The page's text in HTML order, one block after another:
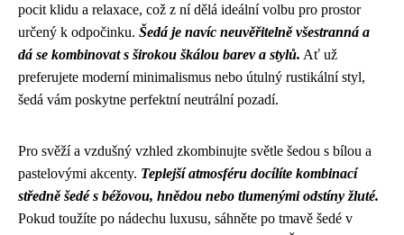
pocit klidu a relaxace, což z ní dělá ideální volbu pro prostor
určený k odpočinku. Šedá je navíc neuvěřitelně všestranná a
dá se kombinovat s širokou škálou barev a stylů. Ať už
preferujete moderní minimalismus nebo útulný rustikální styl,
šedá vám poskytne perfektní neutrální pozadí.
Pro svěží a vzdušný vzhled zkombinujte světle šedou s bílou a
pastelovými akcenty. Teplejší atmosféru docílíte kombinací
středně šedé s béžovou, hnědou nebo tlumenými odstíny žluté.
Pokud toužíte po nádechu luxusu, sáhněte po tmavě šedé v